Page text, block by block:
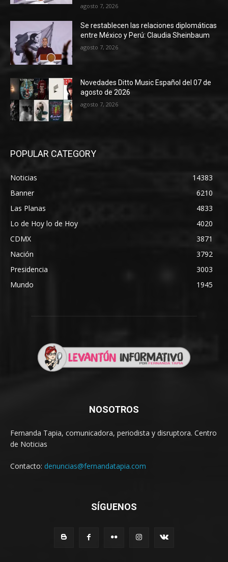
agosto 7, 2026
Se restablecen las relaciones diplomáticas
entre México y Perú: Claudia Sheinbaum
agosto 7, 2026
Novedades Ditto Music Español del 07 de
agosto de 2026
agosto 7, 2026
POPULAR CATEGORY
Noticias
14383
Banner
6210
Las Planas
4833
Lo de Hoy lo de Hoy
4020
CDMX
3871
Nación
3792
Presidencia
3003
Mundo
1945
NOSOTROS
Fernanda Tapia, comunicadora, periodista y disruptora. Centro
de Noticias
Contacto: denuncias@fernandatapia.com
SÍGUENOS